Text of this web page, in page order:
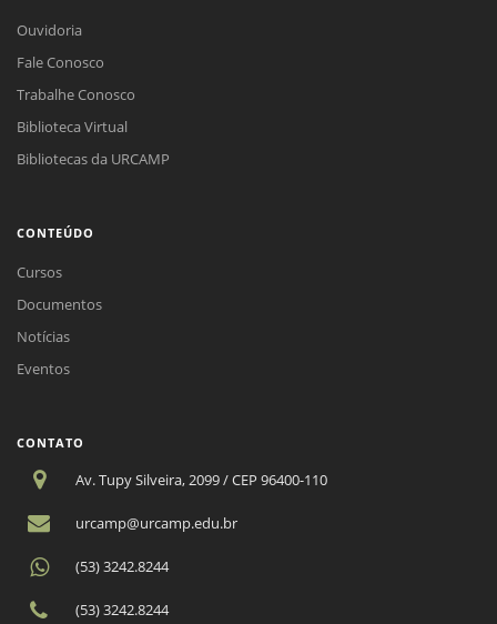
Ouvidoria
Fale Conosco
Trabalhe Conosco
Biblioteca Virtual
Bibliotecas da URCAMP
CONTEÚDO
Cursos
Documentos
Notícias
Eventos
CONTATO
Av. Tupy Silveira, 2099 / CEP 96400-110
urcamp@urcamp.edu.br
(53) 3242.8244
(53) 3242.8244